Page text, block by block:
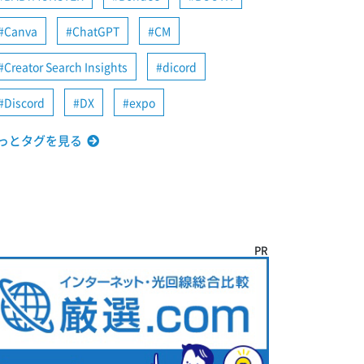
Canva ChatGPT CM
Creator Search Insights dicord
Discord DX expo
とタグを見る
PR